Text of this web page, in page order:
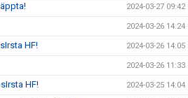
2024-03-27 09:42
2024-03-26 14:24
HF! 2024-03-26 14:05
2024-03-26 11:33
HF! 2024-03-25 14:04